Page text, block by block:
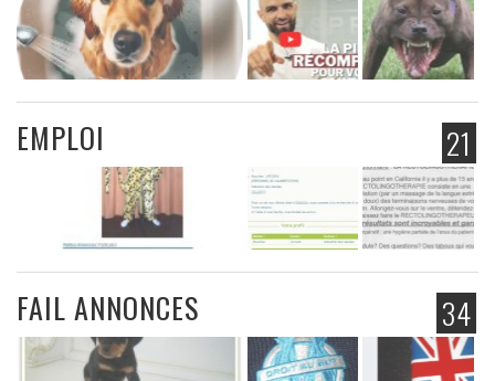
21
EMPLOI
34
FAIL ANNONCES